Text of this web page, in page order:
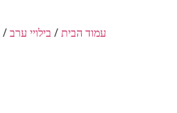
עמוד הבית/ בילויי ערב/